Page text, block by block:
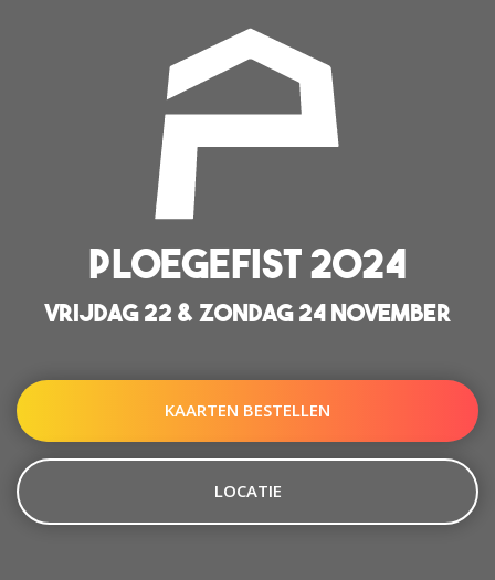
PLOEGEFIST 2024
VRIJDAG 22 & ZONDAG 24 NOVEMBER
KAARTEN BESTELLEN
LOCATIE